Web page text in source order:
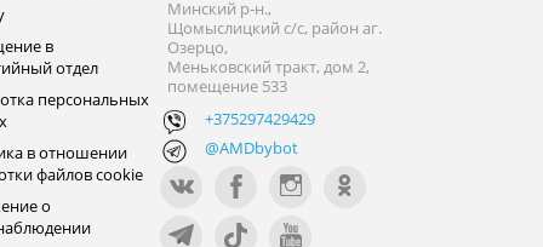
в
отдел
персональных
в отношении
файлов cookie
о
Минский р-н.,
Щомыслицкий с/с, район аг.
Озерцо,
Меньковский тракт, дом 2,
помещение 533
+375297429429
@AMDbybot